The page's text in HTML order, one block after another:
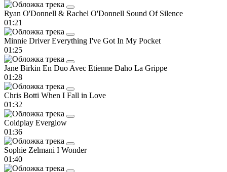
Ryan O'Donnell & Rachel O'Donnell Sound Of Silence
01:21
Minnie DriverEverything I've Got In My Pocket
01:25
Jane Birkin En Duo Avec Etienne Daho La Grippe
01:28
Chris Botti When I Fall in Love
01:32
Coldplay Everglow
01:36
Sophie Zelmani I Wonder
01:40